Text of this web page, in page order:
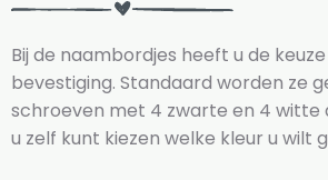
Bij de naambordjes heeft u de
bevestiging. Standaard worden ze
schroeven met 4 zwarte en 4 witte
u zelf kunt kiezen welke kleur u wilt